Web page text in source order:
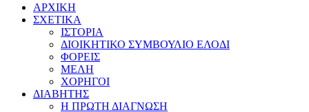
ΑΡΧΙΚΗ
ΣΧΕΤΙΚΑ
ΙΣΤΟΡΙΑ
ΔΙΟΙΚΗΤΙΚΟ ΣΥΜΒΟΥΛΙΟ ΕΛΟΔΙ
ΦΟΡΕΙΣ
ΜΕΛΗ
ΧΟΡΗΓΟΙ
ΔΙΑΒΗΤΗΣ
Η ΠΡΩΤΗ ΔΙΑΓΝΩΣΗ